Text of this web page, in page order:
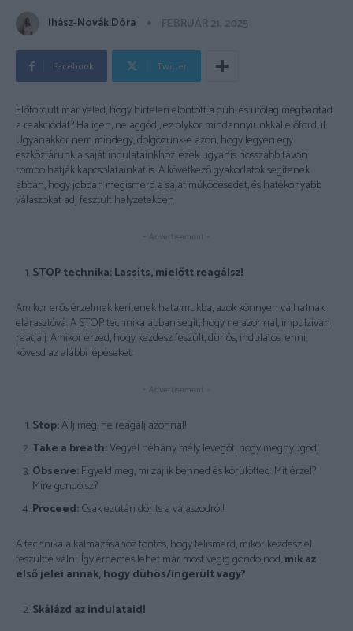
Ihász-Novák Dóra FEBRUÁR 21, 2025
Facebook Twitter
Előfordult már veled, hogy hirtelen elöntött a düh, és utólag megbántad
a reakciódat? Ha igen, ne aggódj, ez olykor mindannyiunkkal előfordul.
Ugyanakkor nem mindegy, dolgozunk-e azon, hogy legyen egy
eszköztárunk a saját indulatainkhoz, ezek ugyanis hosszabb távon
rombolhatják kapcsolatainkat is. A következő gyakorlatok segítenek
abban, hogy jobban megismerd a saját működésedet, és hatékonyabb
válaszokat adj fesztült helyzetekben.
- Advertisement -
STOP technika: Lassíts, mielőtt reagálsz!
Amikor erős érzelmek kerítenek hatalmukba, azok könnyen válhatnak
elárasztóvá. A STOP technika abban segít, hogy ne azonnal, impulzívan
reagálj. Amikor érzed, hogy kezdesz feszült, dühös, indulatos lenni,
kövesd az alábbi lépéseket:
- Advertisement -
Stop:Állj meg, ne reagálj azonnal!
Take a breath:Vegyél néhány mély levegőt, hogy megnyugodj.
Observe:Figyeld meg, mi zajlik benned és körülötted. Mit érzel?
Mire gondolsz?
Proceed:Csak ezután dönts a válaszodról!
A technika alkalmazásához fontos, hogy felismerd, mikor kezdesz el
feszültté válni. Így érdemes lehet már most végig gondolnod,mik az
első jelei annak, hogy dühös/ingerült vagy?
Skálázd az indulataid!